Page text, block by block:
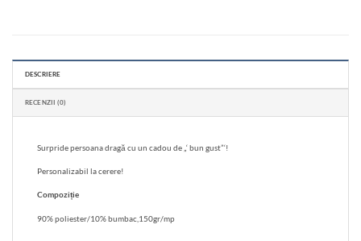
DESCRIERE
RECENZII (0)
Surpride persoana dragă cu un cadou de „‘ bun gust”‘!
Personalizabil la cerere!
Compoziție
90% poliester/10% bumbac,150gr/mp